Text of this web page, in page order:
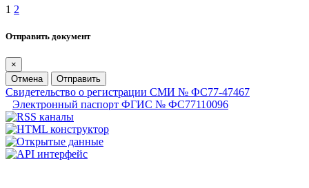
1 2
Отправить документ
×
Отмена
Отправить
Свидетельство о регистрации СМИ № ФС77-47467
Электронный паспорт ФГИС № ФС77110096